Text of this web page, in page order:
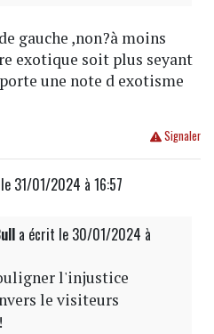
gauche ,non?à moins
exotique soit plus seyant
une note d exotisme
Signaler
le 31/01/2024 à 16:57
a écrit le 30/01/2024 à
l'injustice
le visiteurs